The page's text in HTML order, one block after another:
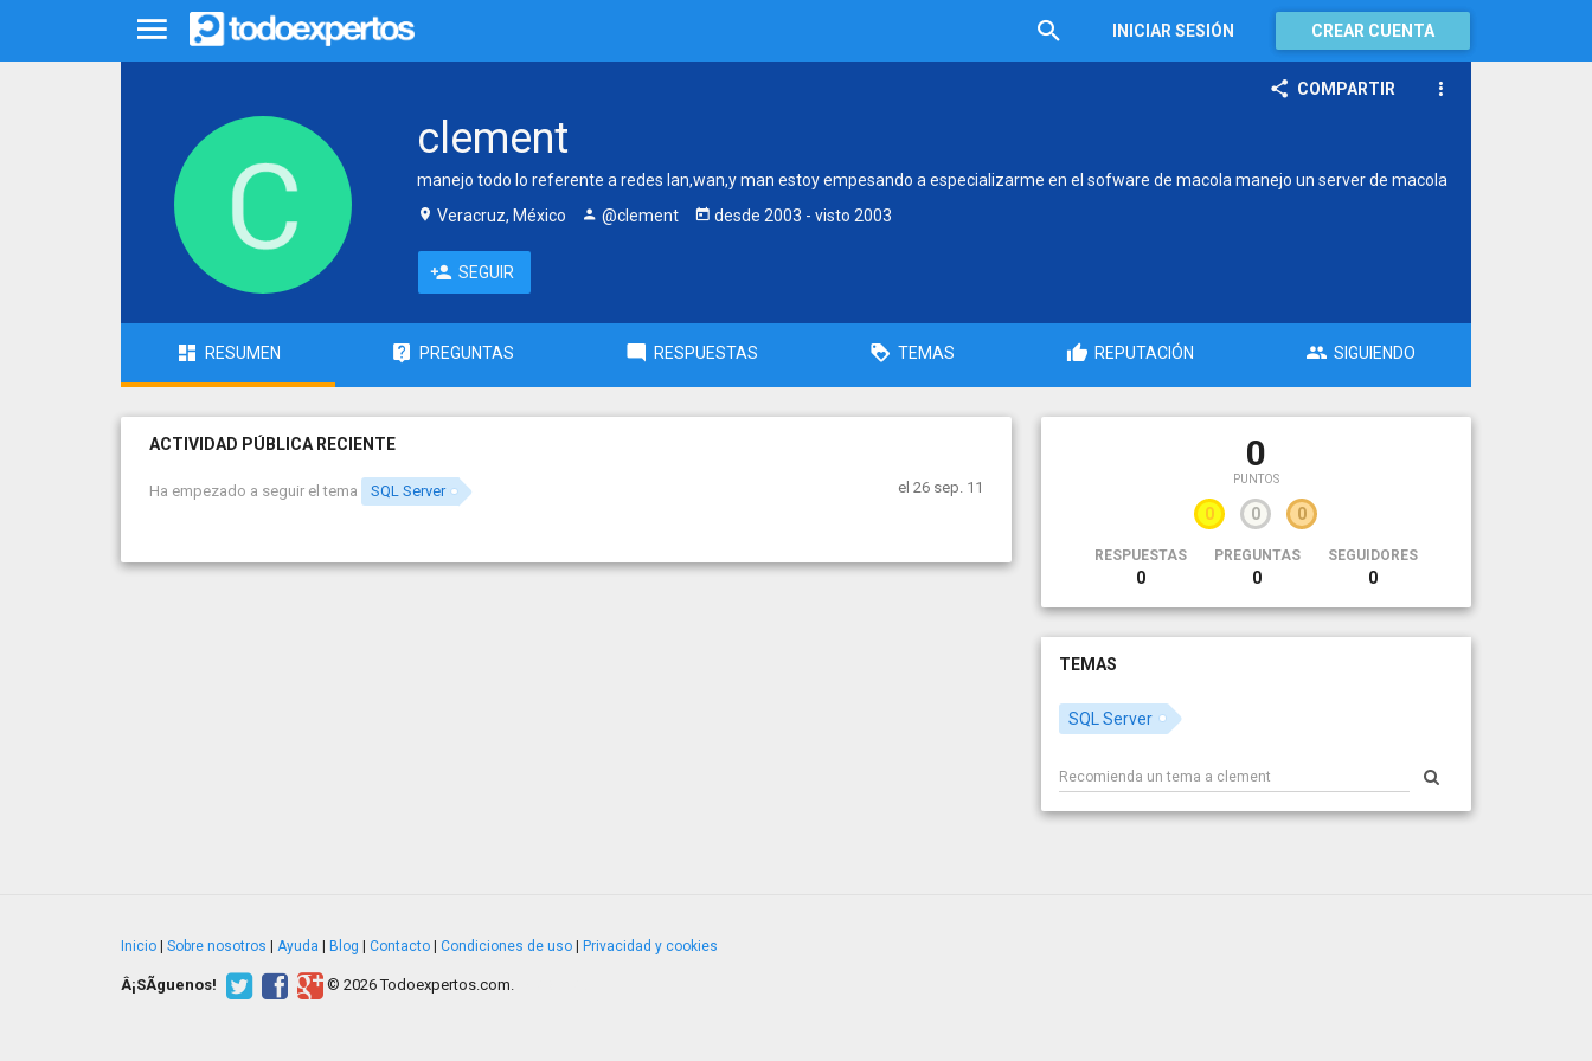
INICIAR SESIÓN CREAR CUENTA
COMPARTIR
clement
manejo todo lo referente a redes lan,wan,y man estoy empesando a especializarme en el sofware de macola manejo un server de macola
Veracruz, México
@clement desde 2003 - visto 2003
SEGUIR
RESUMEN PREGUNTAS RESPUESTAS TEMAS REPUTACIÓN SIGUIENDO
ACTIVIDAD PÚBLICA RECIENTE
Ha empezado a seguir el tema SQL Server el 26 sep. 11
0
PUNTOS
0 0 0
RESPUESTAS
0
PREGUNTAS
0
SEGUIDORES
0
TEMAS
SQL Server
Inicio | Sobre nosotros | Ayuda | Blog | Contacto | Condiciones de uso | Privacidad y cookies
Â¡SÃ­guenos! © 2026 Todoexpertos.com.